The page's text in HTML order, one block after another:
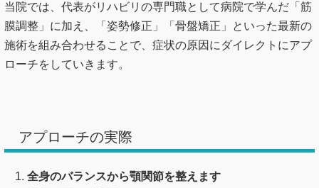
当院では、代表がリハビリの専門職として病院で学んだ「筋
膜調整」に加え、「姿勢修正」「骨盤矯正」といった最新の
施術を組み合わせることで、症状の原因にダイレクトにアプ
ローチをしていきます。
アプローチの実際
全身のバランスから顎関節を整えます